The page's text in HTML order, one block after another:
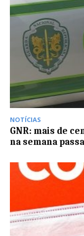
NOTÍCIAS
GNR: mais de
na semana